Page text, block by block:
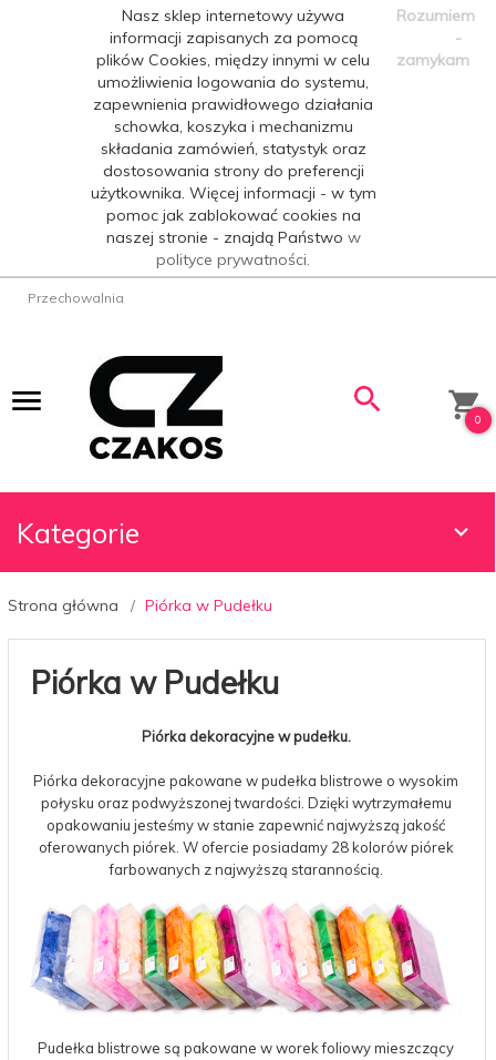
Nasz sklep internetowy używa
informacji zapisanych za pomocą
plików Cookies, między innymi w celu
umożliwienia logowania do systemu,
zapewnienia prawidłowego działania
schowka, koszyka i mechanizmu
składania zamówień, statystyk oraz
dostosowania strony do preferencji
użytkownika. Więcej informacji - w tym
pomoc jak zablokować cookies na
naszej stronie - znajdą Państwo w
polityce prywatności.
Rozumiem
-
zamykam
Przechowalnia
0
Kategorie
Strona główna Piórka w Pudełku
Piórka w Pudełku
Piórka dekoracyjne w pudełku.
Piórka dekoracyjne pakowane w pudełka blistrowe o wysokim
połysku oraz podwyższonej twardości. Dzięki wytrzymałemu
opakowaniu jesteśmy w stanie zapewnić najwyższą jakość
oferowanych piórek. W ofercie posiadamy 28 kolorów piórek
farbowanych z najwyższą starannością.
Pudełka blistrowe są pakowane w worek foliowy mieszczący